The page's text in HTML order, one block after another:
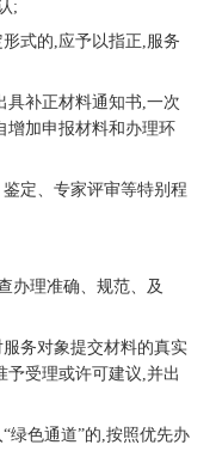
;
式的,应予以指正,服务
补正材料通知书,一次
增加申报材料和办理环
定、专家评审等特别程
办理准确、规范、及
务对象提交材料的真实
予受理或许可建议,并出
色通道”的,按照优先办